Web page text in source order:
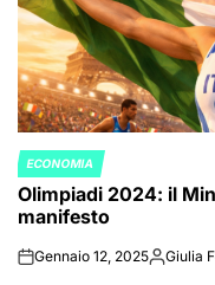
POSTED
IN
ECONOMIA
Olimpiadi 2024: il
manifesto
onGennaio 12, 2025Posted
Giulia